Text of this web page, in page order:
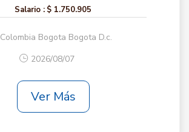
Salario : $ 1.750.905
Colombia Bogota Bogota D.c.
2026/08/07
Ver Más